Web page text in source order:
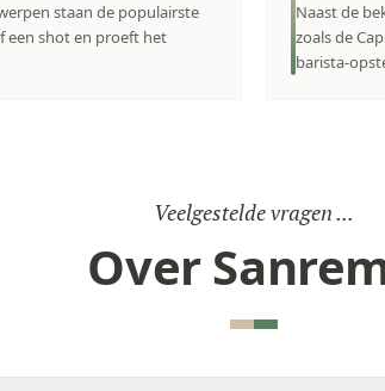
staan de populairste
een shot en proeft het
Naast de
zoals de
barista-
Veelgestelde vragen ...
Over